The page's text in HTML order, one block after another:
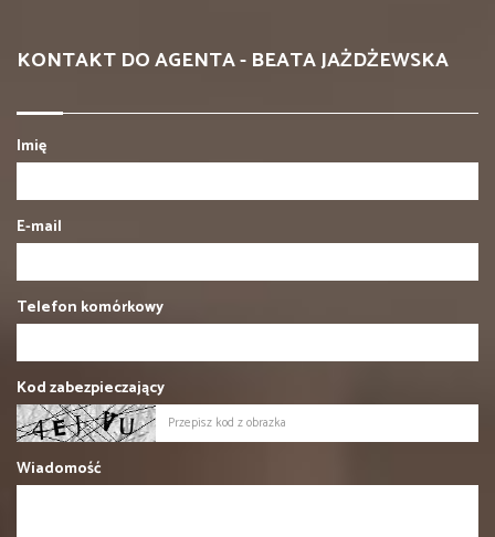
KONTAKT DO AGENTA - BEATA JAŻDŻEWSKA
Imię
E-mail
Telefon komórkowy
Kod zabezpieczający
Wiadomość